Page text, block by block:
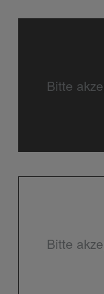
Bitte
Bitte